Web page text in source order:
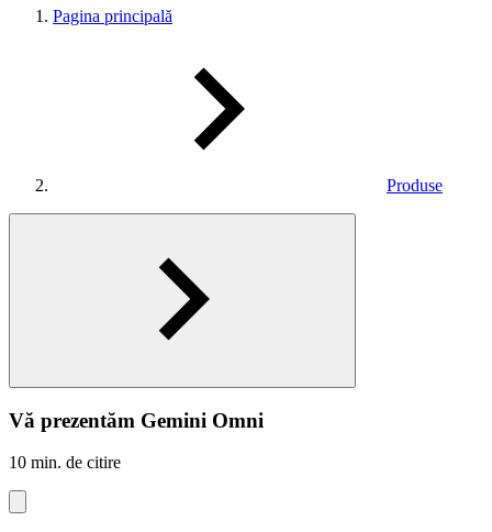
Pagina principală
Produse
Vă prezentăm Gemini Omni
10 min. de citire